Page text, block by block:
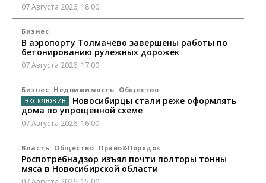
07 Августа 2026, 18:00
Бизнес
В аэропорту Толмачёво завершены работы по
бетонированию рулежных дорожек
07 Августа 2026, 17:00
Бизнес Недвижимость Общество
Новосибирцы стали реже оформлять
дома по упрощенной схеме
07 Августа 2026, 16:00
Власть Общество Право&Порядок
Роспотребнадзор изъял почти полторы тонны
мяса в Новосибирской области